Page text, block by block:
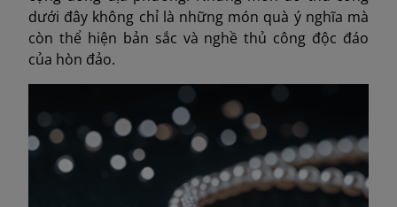
dưới đây không chỉ là những món quà ý nghĩa mà
còn thể hiện bản sắc và nghề thủ công độc đáo
của hòn đảo.